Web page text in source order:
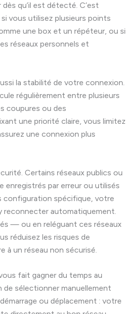
qu’il est détecté. C’est
vous utilisez plusieurs points
une box et un répéteur, ou si
réseaux personnels et
la stabilité de votre connexion.
régulièrement entre plusieurs
coupures ou des
une priorité claire, vous limitez
une connexion plus
Certains réseaux publics ou
enregistrés par erreur ou utilisés
configuration spécifique, votre
reconnecter automatiquement.
— ou en reléguant ces réseaux
réduisez les risques de
à un réseau non sécurisé.
fait gagner du temps au
de sélectionner manuellement
ou déplacement : votre